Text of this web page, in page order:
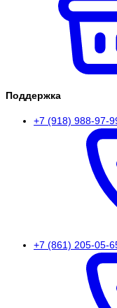
Поддержка
+7 (918) 988-97-
+7 (861) 205-05-